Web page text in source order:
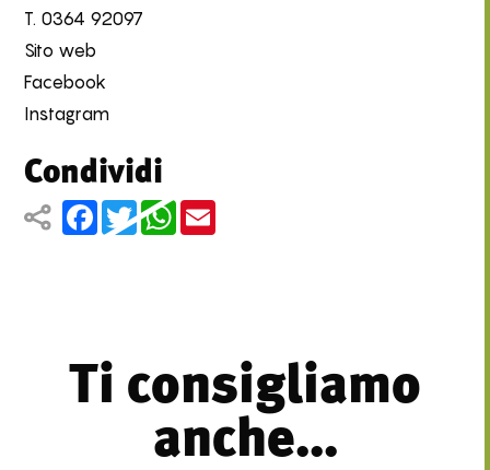
T. 0364 92097
Sito web
Facebook
Instagram
Condividi
Facebook
TwitterWhatsApp
Email
Ti consigliamo
anche...